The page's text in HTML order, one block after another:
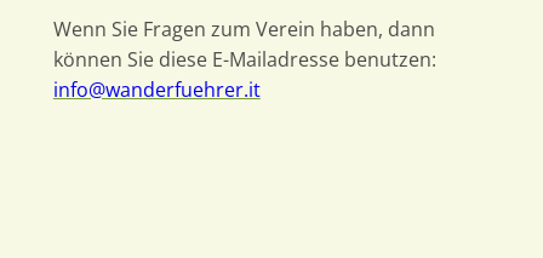
Wenn Sie Fragen zum Verein haben, dann
können Sie diese E-Mailadresse benutzen:
info@wanderfuehrer.it